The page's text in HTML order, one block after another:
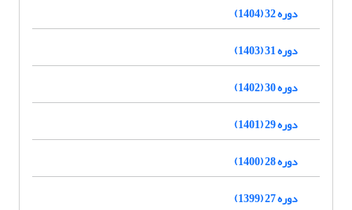
دوره 32 (1404)
دوره 31 (1403)
دوره 30 (1402)
دوره 29 (1401)
دوره 28 (1400)
دوره 27 (1399)